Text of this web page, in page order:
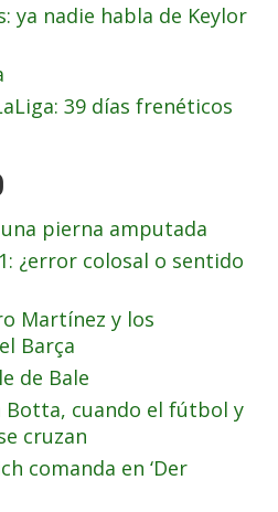
ya nadie habla de Keylor
39 días frenéticos
pierna amputada
¿error colosal o sentido
Martínez y los
Barça
de Bale
Botta, cuando el fútbol y
cruzan
comanda en ‘Der